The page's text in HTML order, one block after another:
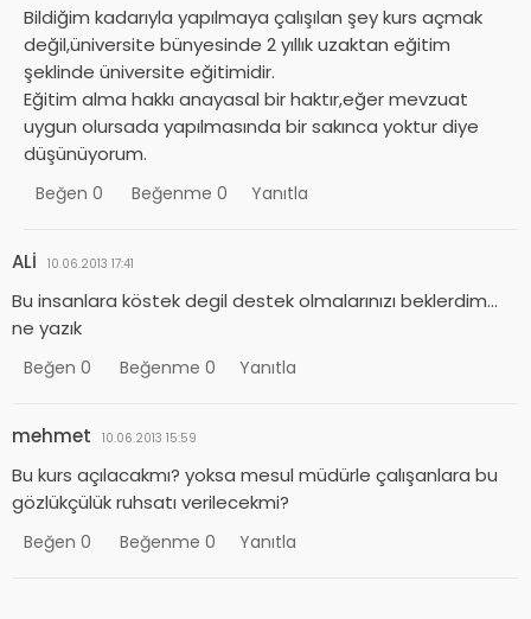
Bildiğim kadarıyla yapılmaya çalışılan şey kurs açmak
değil,üniversite bünyesinde 2 yıllık uzaktan eğitim
şeklinde üniversite eğitimidir.
Eğitim alma hakkı anayasal bir haktır,eğer mevzuat
uygun olursada yapılmasında bir sakınca yoktur diye
düşünüyorum.
Beğen 0 Beğenme 0 Yanıtla
ALİ 10.06.2013 17:41
Bu insanlara köstek degil destek olmalarınızı beklerdim…
ne yazık
Beğen 0 Beğenme 0 Yanıtla
mehmet 10.06.2013 15:59
Bu kurs açılacakmı? yoksa mesul müdürle çalışanlara bu
gözlükçülük ruhsatı verilecekmi?
Beğen 0 Beğenme 0 Yanıtla